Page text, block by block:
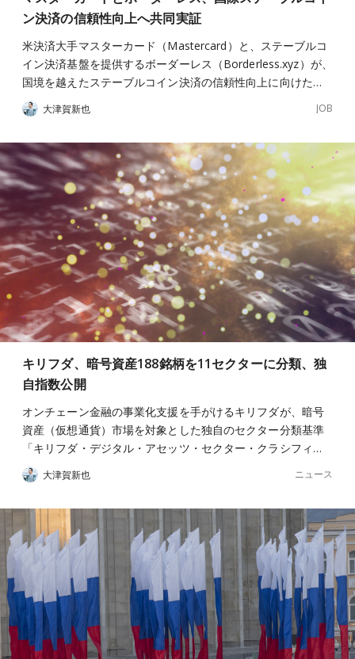
ン決済の信頼性向上へ共同実証
米決済大手マスターカード（Mastercard）と、ステーブルコ
イン決済基盤を提供するボーダーレス（Borderless.xyz）が、
国境を越えたステーブルコイン決済の信頼性向上に向けた…
大津賀新也 JOB
キリフダ、暗号資産188銘柄を11セクターに分類、独
自指数公開
オンチェーン金融の事業化支援を手がけるキリフダが、暗号
資産（仮想通貨）市場を対象とした独自のセクター分類基準
「キリフダ・デジタル・アセッツ・セクター・クラシフィ…
大津賀新也 ニュース